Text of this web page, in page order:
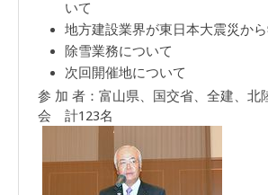
いて
地方建設業界が東日本大震災か
除雪業務について
次回開催地について
参 加 者：富山県、国交省、全建、北
会 計123名